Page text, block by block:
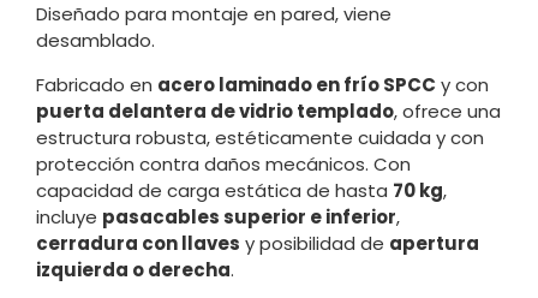
Diseñado para montaje en pared, viene
desamblado.
Fabricado en acero laminado en frío SPCC y con
puerta delantera de vidrio templado, ofrece una
estructura robusta, estéticamente cuidada y con
protección contra daños mecánicos. Con
capacidad de carga estática de hasta 70 kg,
incluye pasacables superior e inferior,
cerradura con llaves y posibilidad de apertura
izquierda o derecha.